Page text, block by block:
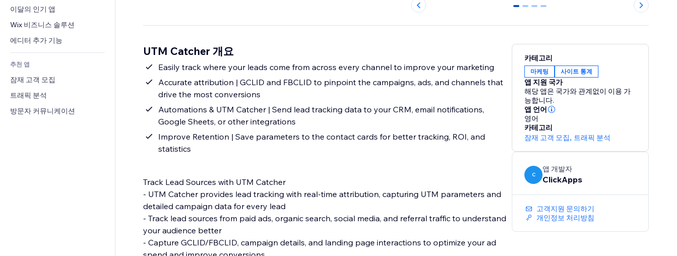
식품 및 음료
파일 공유
소식
버튼 & 메뉴
배너 및 배지
계산기
검색
일기예보
차트 및 표
메모
전화번호
커뮤니티
평가와 후기
CRM
이달의 인기 앱
Wix 비즈니스 솔루션
에디터 추가 기능
추천 앱
잠재 고객 모집
트래픽 분석
방문자 커뮤니케이션
0 1 2 3
UTM Catcher 개요
Easily track where your leads come from across every channel to improve your marketing
Accurate attribution | GCLID and FBCLID to pinpoint the campaigns, ads, and channels that
drive the most conversions
Automations & UTM Catcher | Send lead tracking data to your CRM, email notifications,
Google Sheets, or other integrations
Improve Retention | Save parameters to the contact cards for better tracking, ROI, and
statistics
Track Lead Sources with UTM Catcher
- UTM Catcher provides lead tracking with real-time attribution, capturing UTM parameters and
detailed campaign data for every lead
- Track lead sources from paid ads, organic search, social media, and referral traffic to understand
your audience better
- Capture GCLID/FBCLID, campaign details, and landing page interactions to optimize your ad
카테고리
마케팅 사이트 통계
앱 지원 국가
해당 앱은 국가와 관계없이 이용 가
능합니다.
앱 언어
영어
카테고리
잠재 고객 모집, 트래픽 분석
C
앱 개발자
ClickApps
고객지원 문의하기
개인정보 처리방침